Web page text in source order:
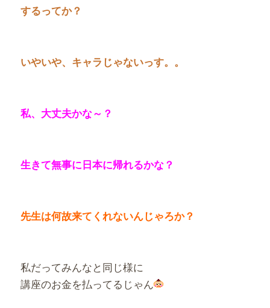
するってか？
いやいや、キャラじゃないっす。。
私、大丈夫かな～？
生きて無事に日本に帰れるかな？
先生は何故来てくれないんじゃろか？
私だってみんなと同じ様に
講座のお金を払ってるじゃん